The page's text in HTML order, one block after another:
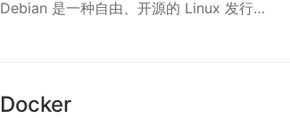
Debian 是一种自由、开源的 Linux 发行…
Docker